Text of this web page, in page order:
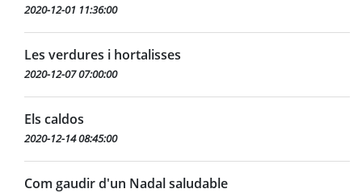
2020-12-01 11:36:00
Les verdures i hortalisses
2020-12-07 07:00:00
Els caldos
2020-12-14 08:45:00
Com gaudir d'un Nadal saludable